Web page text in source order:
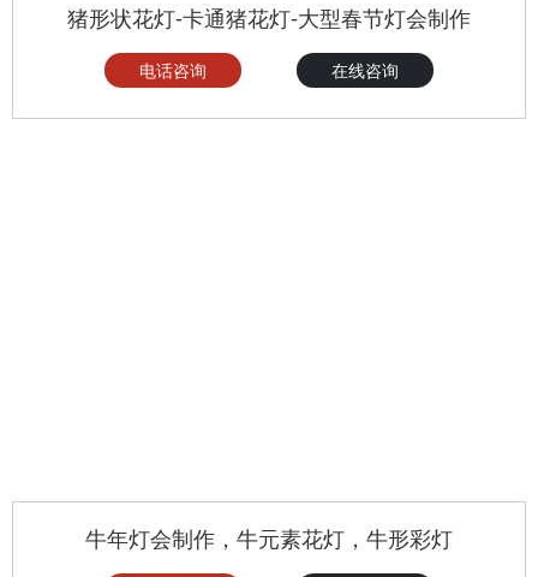
猪形状花灯-卡通猪花灯-大型春节灯会制作
电话咨询 在线咨询
牛年灯会制作，牛元素花灯，牛形彩灯